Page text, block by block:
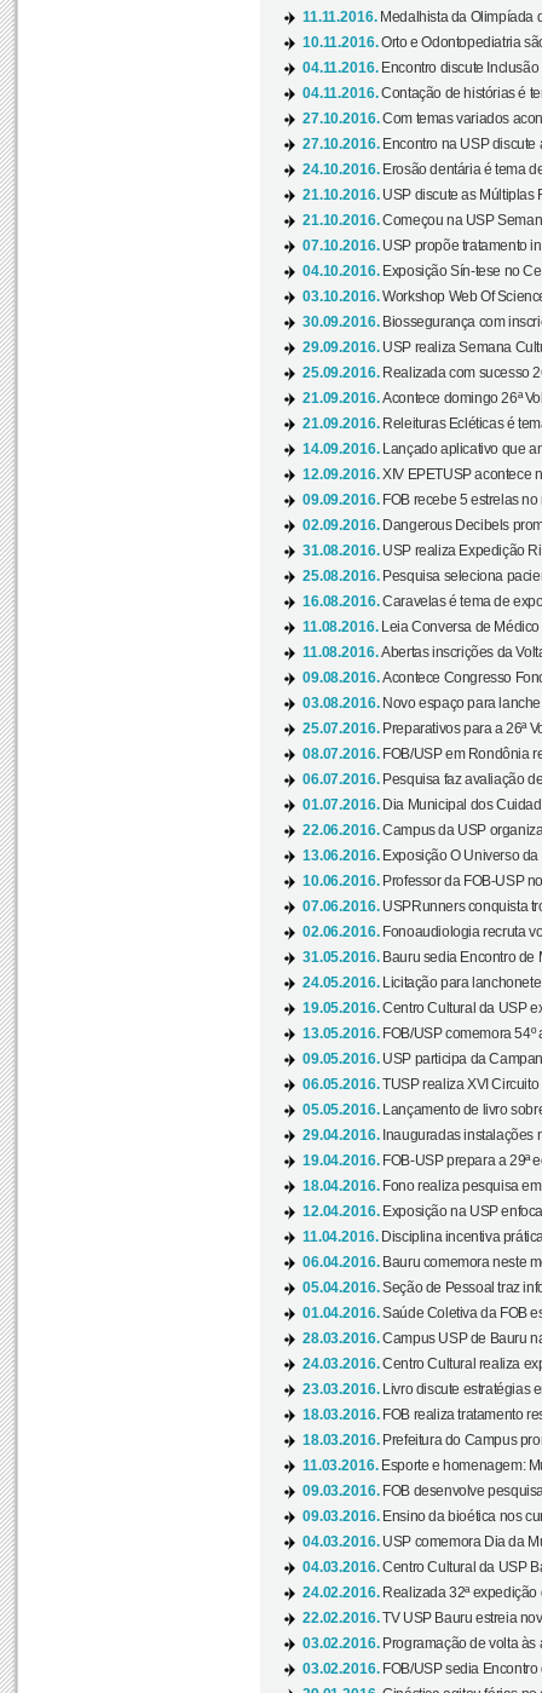
11.11.2016. Medalhista da Olimpíada
10.11.2016.Orto e Odontopediatria
04.11.2016. Encontro discute
04.11.2016.Contação de histórias é
27.10.2016.Com temas variados
27.10.2016. Encontro na USP discute
24.10.2016. Erosão dentária é tema
21.10.2016. USP discute as Múltiplas
21.10.2016.Começou na USP
07.10.2016. USP propõe tratamento
04.10.2016. Exposição Sín-tese no
03.10.2016.Workshop Web Of
30.09.2016. Biossegurança com
29.09.2016. USP realiza Semana
25.09.2016. Realizada com sucesso
21.09.2016.Acontece domingo 26ª
21.09.2016. Releituras Ecléticas é
14.09.2016.
Lançado aplicativo que
12.09.2016.XIV EPETUSP acontece
09.09.2016. FOB recebe 5 estrelas
02.09.2016. Dangerous Decibels
31.08.2016. USP realiza Expedição
25.08.2016. Pesquisa seleciona
16.08.2016.Caravelas é tema de
11.08.2016.
Leia Conversa de
11.08.2016.Abertas inscrições da
09.08.2016.Acontece Congresso
03.08.2016. Novo espaço para
25.07.2016. Preparativos para a 26ª
08.07.2016. FOB/USP em Rondônia
06.07.2016. Pesquisa faz avaliação
01.07.2016. Dia Municipal dos
22.06.2016.Campus da USP
13.06.2016. Exposição O Universo
10.06.2016. Professor da FOB-USP
07.06.2016. USPRunners conquista
02.06.2016. Fonoaudiologia recruta
31.05.2016. Bauru sedia Encontro de
24.05.2016.
Licitação para
19.05.2016.Centro Cultural da USP
13.05.2016. FOB/USP comemora
09.05.2016. USP participa da
06.05.2016.TUSP realiza XVI Circuito
05.05.2016.
Lançamento de livro
29.04.2016. Inauguradas instalações
19.04.2016. FOB-USP prepara a 29ª
18.04.2016. Fono realiza pesquisa
12.04.2016. Exposição na USP
11.04.2016. Disciplina incentiva
06.04.2016. Bauru comemora neste
05.04.2016.Seção de Pessoal traz
01.04.2016.Saúde Coletiva da FOB
28.03.2016.Campus USP de Bauru
24.03.2016.Centro Cultural realiza
23.03.2016.
Livro discute estratégias
18.03.2016. FOB realiza tratamento
18.03.2016. Prefeitura do Campus
11.03.2016. Esporte e homenagem:
09.03.2016. FOB desenvolve
09.03.2016. Ensino da bioética nos
04.03.2016. USP comemora Dia da
04.03.2016.Centro Cultural da USP
24.02.2016. Realizada 32ª
22.02.2016.TV USP Bauru estreia
03.02.2016. Programação de volta às
03.02.2016. FOB/USP sedia